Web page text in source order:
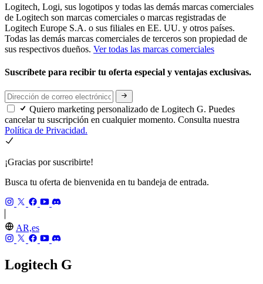
Logitech, Logi, sus logotipos y todas las demás marcas comerciales
de Logitech son marcas comerciales o marcas registradas de
Logitech Europe S.A. o sus filiales en EE. UU. y otros países.
Todas las demás marcas comerciales de terceros son propiedad de
sus respectivos dueños. Ver todas las marcas comerciales
Suscríbete para recibir tu oferta especial y ventajas exclusivas.
Quiero marketing personalizado de Logitech G. Puedes
cancelar tu suscripción en cualquier momento. Consulta nuestra
Política de Privacidad.
¡Gracias por suscribirte!
Busca tu oferta de bienvenida en tu bandeja de entrada.
AR,es
Logitech G